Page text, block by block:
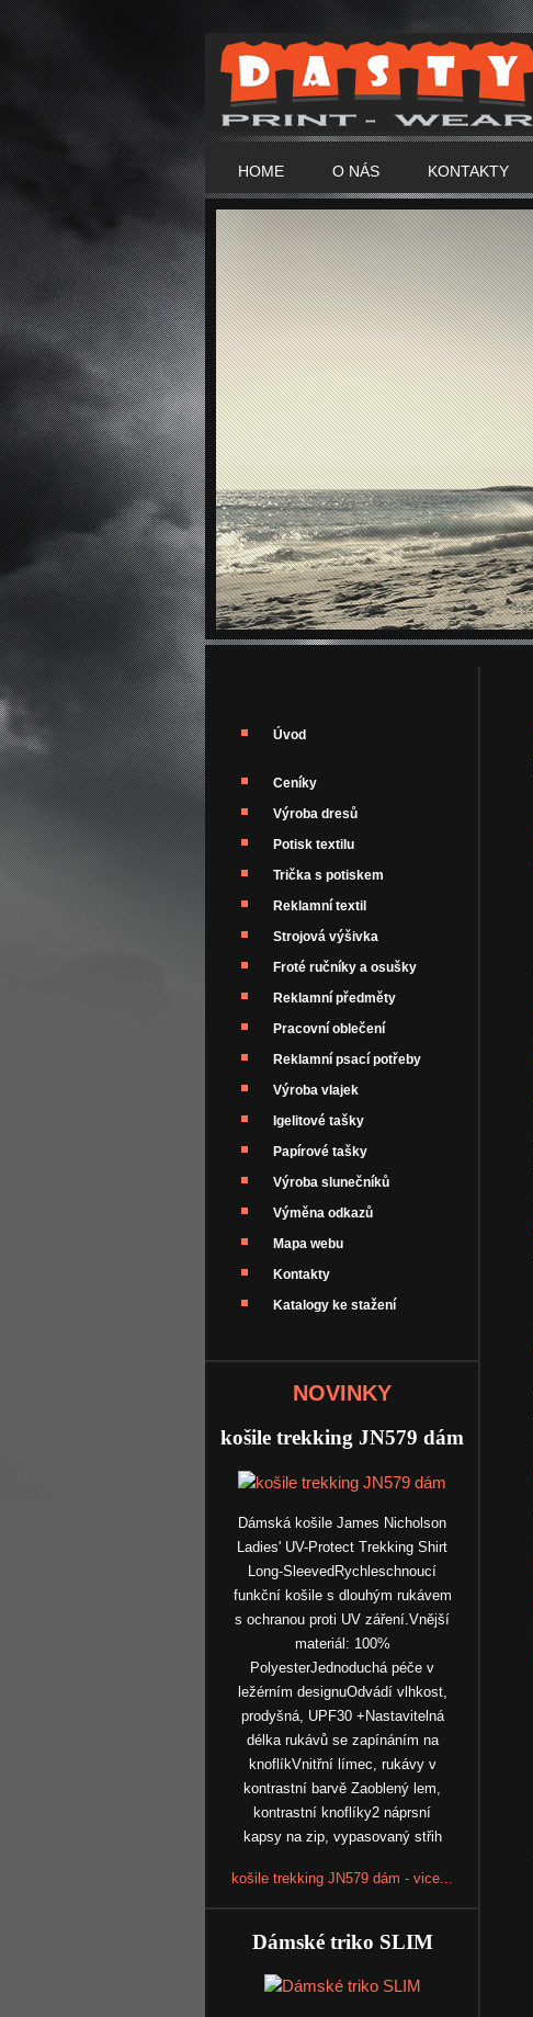
HOME O NÁS KONTAKTY
Úvod
Ceníky
Výroba dresů
Potisk textilu
Trička s potiskem
Reklamní textil
Strojová výšivka
Froté ručníky a osušky
Reklamní předměty
Pracovní oblečení
Reklamní psací potřeby
Výroba vlajek
Igelitové tašky
Papírové tašky
Výroba slunečníků
Výměna odkazů
Mapa webu
Kontakty
Katalogy ke stažení
NOVINKY
košile trekking JN579 dám
Dámská košile James Nicholson
Ladies' UV-Protect Trekking Shirt
Long-SleevedRychleschnoucí
funkční košile s dlouhým rukávem
s ochranou proti UV záření.Vnější
materiál: 100%
PolyesterJednoduchá péče v
ležérním designuOdvádí vlhkost,
prodyšná, UPF30 +Nastavitelná
délka rukávů se zapínáním na
knoflíkVnitřní límec, rukávy v
kontrastní barvě Zaoblený lem,
kontrastní knoflíky2 náprsní
kapsy na zip, vypasovaný střih
košile trekking JN579 dám - vice...
Dámské triko SLIM